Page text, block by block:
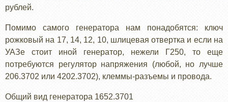
рублей.
Помимо самого генератора нам понадобятся: ключ
рожковый на 17, 14, 12, 10, шлицевая отвертка и если на
УАЗе стоит иной генератор, нежели Г250, то еще
потребуются регулятор напряжения (любой, но лучше
206.3702 или 4202.3702), клеммы-разъемы и провода.
Общий вид генератора 1652.3701